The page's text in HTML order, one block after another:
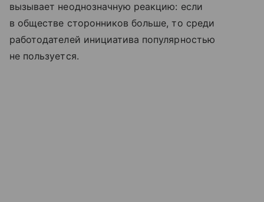
вызывает неоднозначную реакцию: если
в обществе сторонников больше, то среди
работодателей инициатива популярностью
не пользуется.